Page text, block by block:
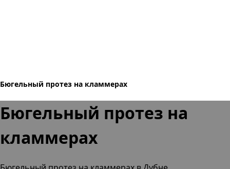
Бюгельный протез на кламмерах
Бюгельный протез на
кламмерах